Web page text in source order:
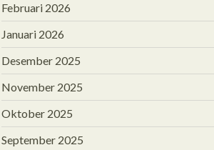
Februari 2026
Januari 2026
Desember 2025
November 2025
Oktober 2025
September 2025